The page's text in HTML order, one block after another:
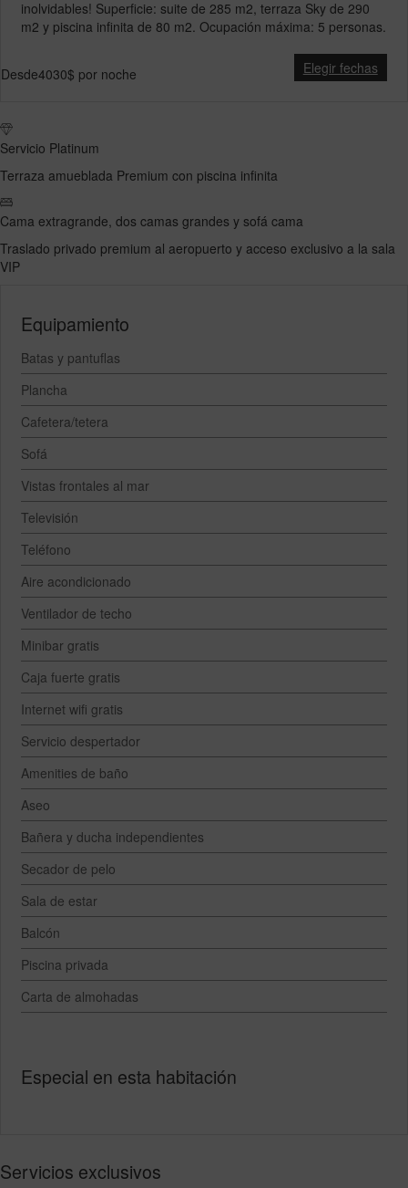
inolvidables! Superficie: suite de 285 m2, terraza Sky de 290
m2 y piscina infinita de 80 m2. Ocupación máxima: 5 personas.
Elegir fechas
Desde4030$ por noche
Servicio Platinum
Terraza amueblada Premium con piscina infinita
Cama extragrande, dos camas grandes y sofá cama
Traslado privado premium al aeropuerto y acceso exclusivo a la sala
VIP
Equipamiento
Batas y pantuflas
Plancha
Cafetera/tetera
Sofá
Vistas frontales al mar
Televisión
Teléfono
Aire acondicionado
Ventilador de techo
Minibar gratis
Caja fuerte gratis
Internet wifi gratis
Servicio despertador
Amenities de baño
Aseo
Bañera y ducha independientes
Secador de pelo
Sala de estar
Balcón
Piscina privada
Carta de almohadas
Especial en esta habitación
Servicios exclusivos